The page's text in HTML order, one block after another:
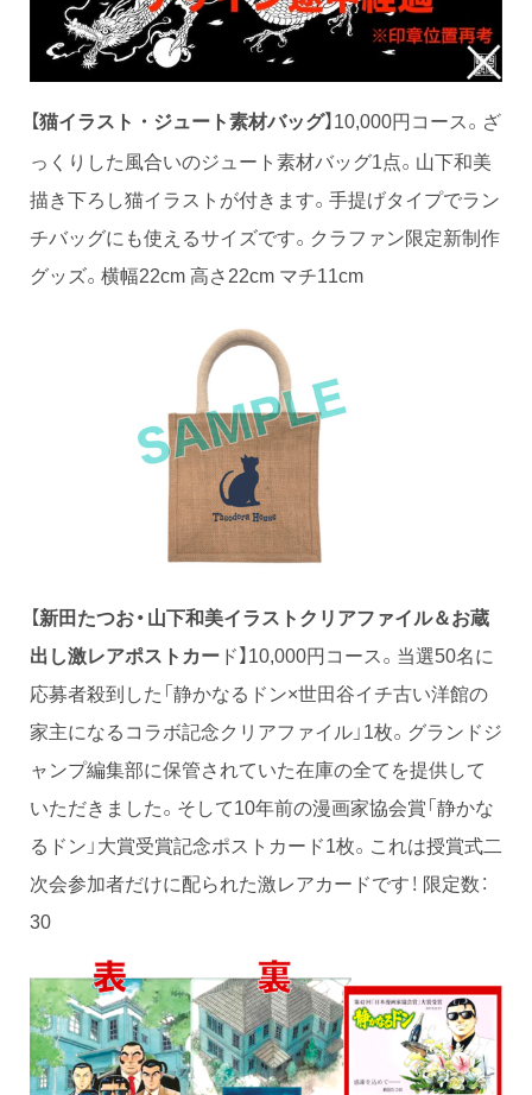
【猫イラスト・ジュート素材バッグ】10,000円コース。ざ
っくりした風合いのジュート素材バッグ1点。山下和美
描き下ろし猫イラストが付きます。手提げタイプでラン
チバッグにも使えるサイズです。クラファン限定新制作
グッズ。横幅22cm 高さ22cm マチ11cm
【新田たつお・山下和美イラストクリアファイル＆お蔵
出し激レアポストカー ド】10,000円コース。当選50名に
応募者殺到した「静かなるドン×世田谷イチ古い洋館の
家主になるコラボ記念クリアファイル」1枚。グランドジ
ャンプ編集部に保管されていた在庫の全てを提供して
いただきました。そして10年前の漫画家協会賞「静かな
るドン」大賞受賞記念ポストカード1枚。これは授賞式二
次会参加者だけに配られた激レアカードです！ 限定数：
30